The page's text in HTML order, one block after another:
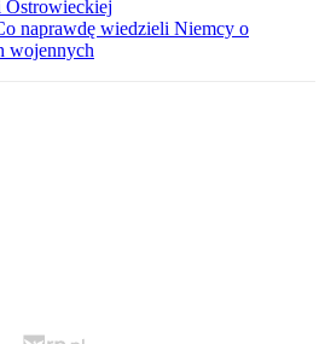
naprawdę wiedzieli Niemcy o
wojennych